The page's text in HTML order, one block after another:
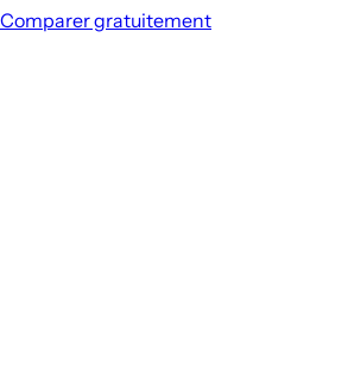
Comparer gratuitement